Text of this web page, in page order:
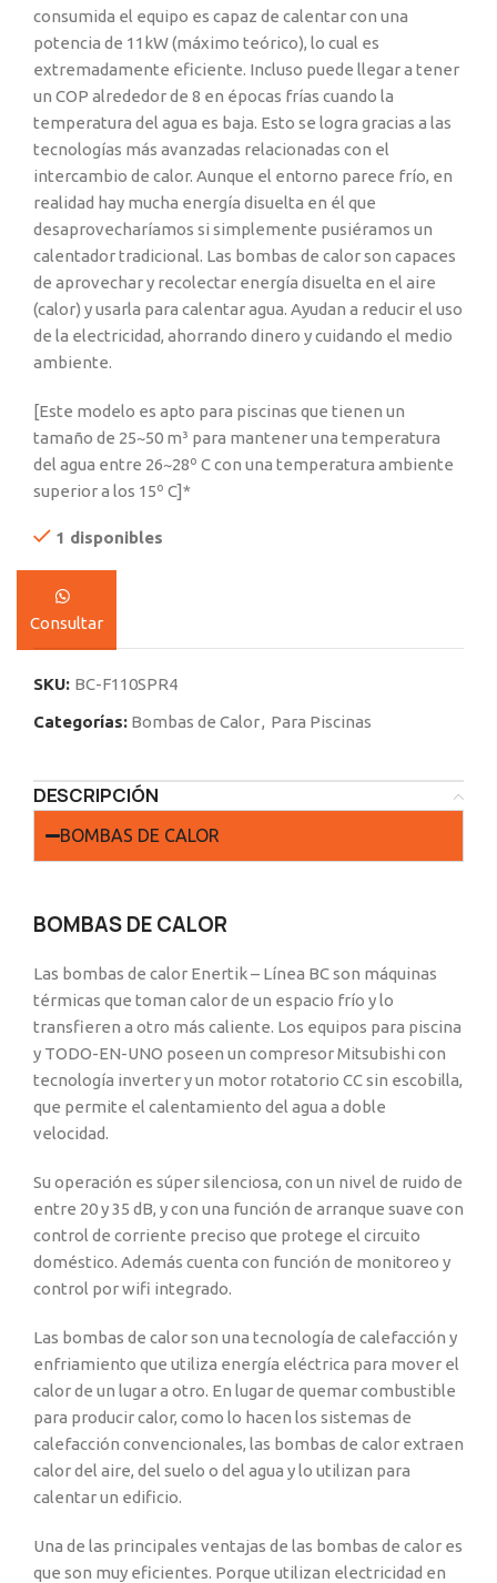
consumida el equipo es capaz de calentar con una
potencia de 11kW (máximo teórico), lo cual es
extremadamente eficiente. Incluso puede llegar a tener
un COP alrededor de 8 en épocas frías cuando la
temperatura del agua es baja. Esto se logra gracias a las
tecnologías más avanzadas relacionadas con el
intercambio de calor. Aunque el entorno parece frío, en
realidad hay mucha energía disuelta en él que
desaprovecharíamos si simplemente pusiéramos un
calentador tradicional. Las bombas de calor son capaces
de aprovechar y recolectar energía disuelta en el aire
(calor) y usarla para calentar agua. Ayudan a reducir el uso
de la electricidad, ahorrando dinero y cuidando el medio
ambiente.
[Este modelo es apto para piscinas que tienen un
tamaño de 25~50 m³ para mantener una temperatura
del agua entre 26~28º C con una temperatura ambiente
superior a los 15º C]*
1 disponibles
Consultar
SKU: BC-F110SPR4
Categorías: Bombas de Calor, Para Piscinas
DESCRIPCIÓN
BOMBAS DE CALOR
BOMBAS DE CALOR
Las bombas de calor Enertik – Línea BC son máquinas
térmicas que toman calor de un espacio frío y lo
transfieren a otro más caliente. Los equipos para piscina
y TODO-EN-UNO poseen un compresor Mitsubishi con
tecnología inverter y un motor rotatorio CC sin escobilla,
que permite el calentamiento del agua a doble
velocidad.
Su operación es súper silenciosa, con un nivel de ruido de
entre 20 y 35 dB, y con una función de arranque suave con
control de corriente preciso que protege el circuito
doméstico. Además cuenta con función de monitoreo y
control por wifi integrado.
Las bombas de calor son una tecnología de calefacción y
enfriamiento que utiliza energía eléctrica para mover el
calor de un lugar a otro. En lugar de quemar combustible
para producir calor, como lo hacen los sistemas de
calefacción convencionales, las bombas de calor extraen
calor del aire, del suelo o del agua y lo utilizan para
calentar un edificio.
Una de las principales ventajas de las bombas de calor es
que son muy eficientes. Porque utilizan electricidad en